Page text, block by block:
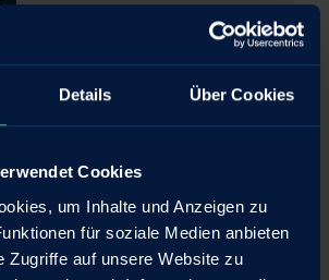
Details Über Cookies
Cookies
um Inhalte und Anzeigen zu
für soziale Medien anbieten
Zugriffe auf unsere Website zu
Drehmomentstütze für die
Hartverchromt